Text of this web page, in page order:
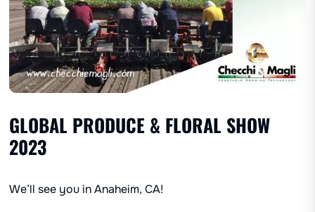
GLOBAL PRODUCE & FLORAL SHOW
2023
We’ll see you in Anaheim, CA!